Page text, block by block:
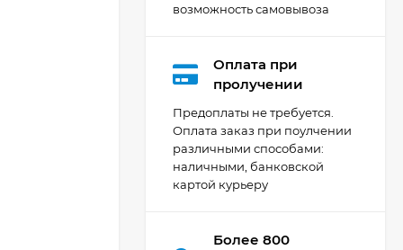
возможность самовывоза
Оплата при
пролучении
Предоплаты не требуется.
Оплата заказ при поулчении
различными способами:
наличными, банковской
картой курьеру
Более 800
Кухня Мишель -
длина 4,2 м
69 303₽
Кухня Принцесса -
44 091